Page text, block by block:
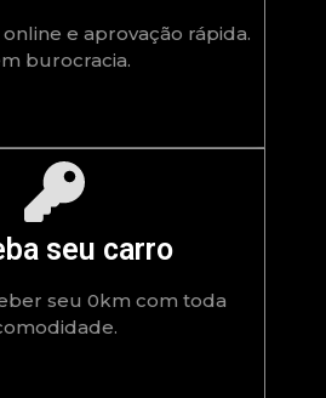
online e aprovação rápida.
burocracia.
seu carro
seu 0km com toda